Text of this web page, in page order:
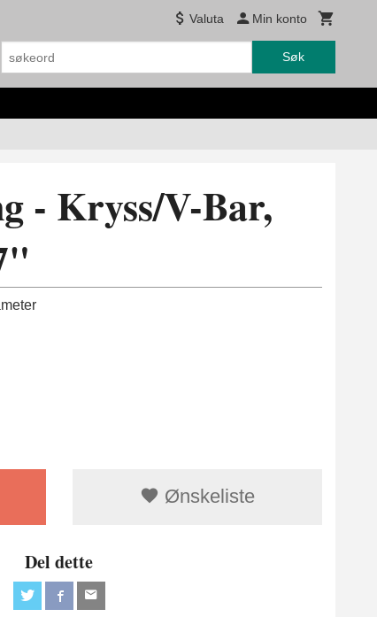
Valuta Min konto
Søk
- Kryss/V-Bar,
Ønskeliste
Del dette